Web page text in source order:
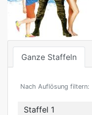
Ganze Staffeln
Nach Auflösung filtern:
Staffel 1